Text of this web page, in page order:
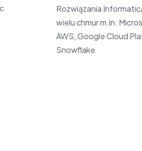
Rozwiązania
wielu chmur m.in.
AWS, Google Cloud
Snowflake